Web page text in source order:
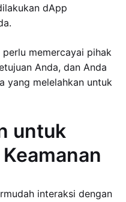
dApp
memercayai pihak
Anda, dan Anda
yang melelahkan untuk
untuk
interaksi dengan